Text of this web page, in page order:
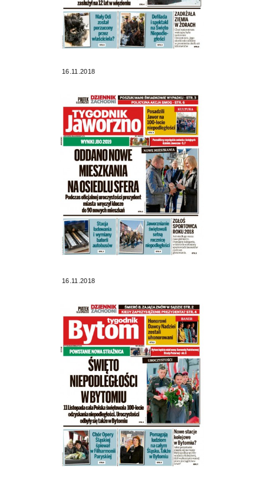
16.11.2018
16.11.2018